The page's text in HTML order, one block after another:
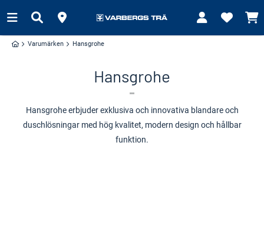
Varumärken Hansgrohe
Hansgrohe
Hansgrohe erbjuder exklusiva och innovativa blandare och
duschlösningar med hög kvalitet, modern design och hållbar
funktion.